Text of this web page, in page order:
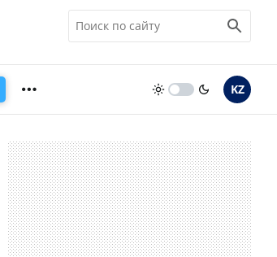
KZ